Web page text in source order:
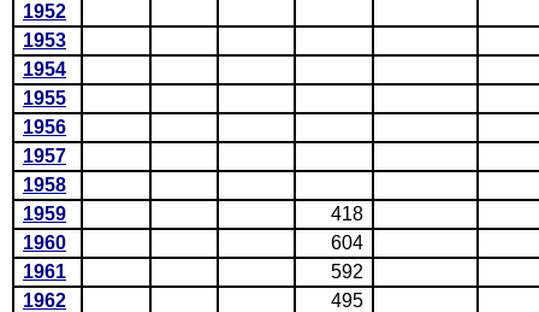
1952
1953
1954
1955
1956
1957
1958
1959
418
1960
604
1961
592
1962
495